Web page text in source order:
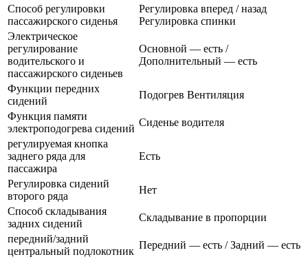
Способ регулировки
пассажирского сиденья
Регулировка вперед / назад
Регулировка спинки
Электрическое
регулирование
водительского и
пассажирского сиденьев
Основной — есть /
Дополнительный — есть
Функции передних
сидений
Подогрев Вентиляция
Функция памяти
электроподогрева сидений
Сиденье водителя
регулируемая кнопка
заднего ряда для
пассажира
Есть
Регулировка сидений
второго ряда
Нет
Способ складывания
задних сидений
Складывание в пропорции
передний/задний
центральный подлокотник
Передний — есть / Задний — есть